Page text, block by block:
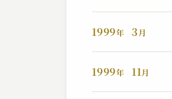
1999年 3月
1999年 11月